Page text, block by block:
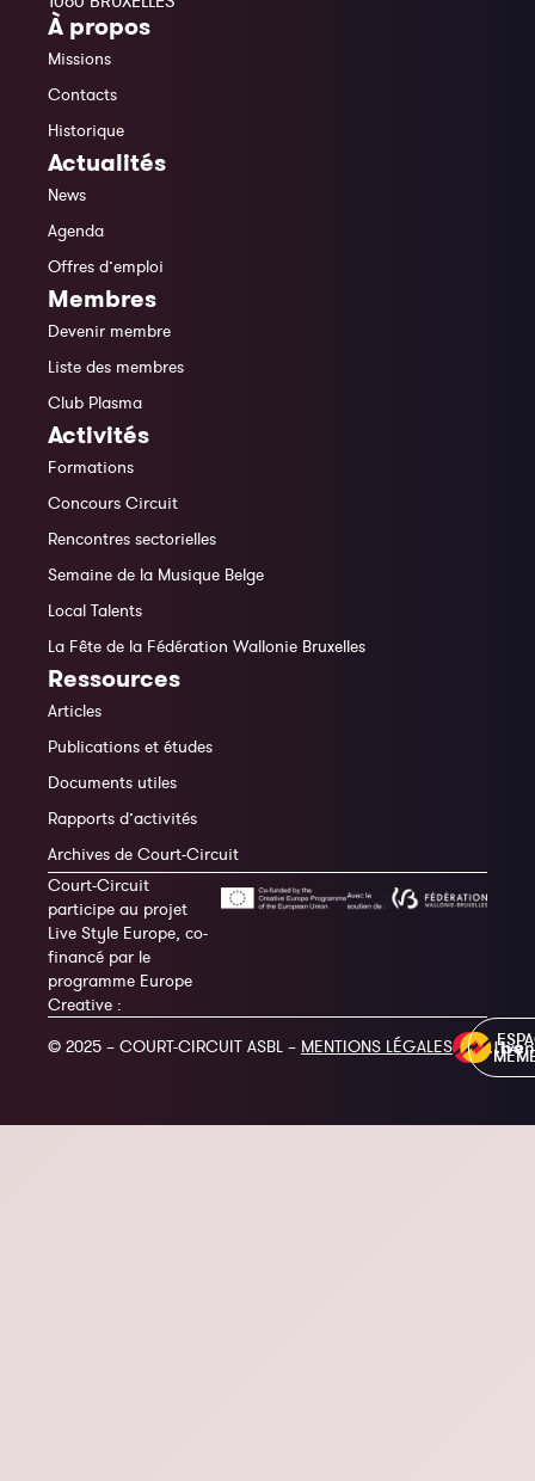
À propos
Missions
Contacts
Historique
Actualités
News
Agenda
Offres d’emploi
Membres
Devenir membre
Liste des membres
Club Plasma
Activités
Formations
Concours Circuit
Rencontres sectorielles
Semaine de la Musique Belge
Local Talents
La Fête de la Fédération Wallonie Bruxelles
Ressources
Articles
Publications et études
Documents utiles
Rapports d’activités
Archives de Court-Circuit
Court-Circuit
participe au projet
Live Style Europe, co-
financé par le
programme Europe
Creative :
© 2025 – COURT-CIRCUIT ASBL – MENTIONS LÉGALES